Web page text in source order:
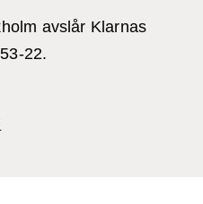
avslår Klarnas
22.